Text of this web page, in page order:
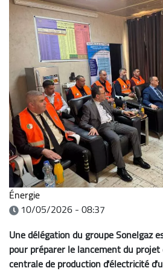
Énergie
10/05/2026 - 08:37
Une délégation du groupe Sonelgaz
pour préparer le lancement du
centrale de production d'électricité